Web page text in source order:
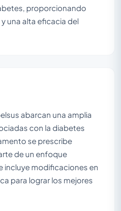
proporcionando
una alta eficacia del
abarcan una amplia
con la diabetes
se prescribe
de un enfoque
incluye modificaciones en
para lograr los mejores